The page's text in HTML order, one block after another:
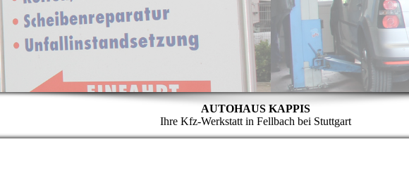
AUTOHAUS KAPPIS
Ihre Kfz-Werkstatt in Fellbach bei Stuttgart